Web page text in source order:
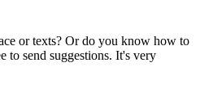
or texts? Or do you know how to
to send suggestions. It's very